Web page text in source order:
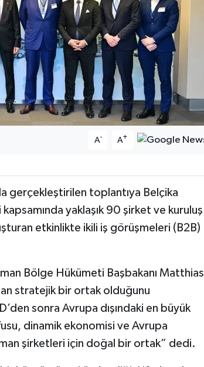
A- A+
gerçekleştirilen toplantıya Belçika
yaklaşık 90 şirket ve kuruluş
etkinlikte ikili iş görüşmeleri (B2B)
Bölge Hükümeti Başbakanı Matthias
stratejik bir ortak olduğunu
sonra Avrupa dışındaki en büyük
dinamik ekonomisi ve Avrupa
şirketleri için doğal bir ortak” dedi.